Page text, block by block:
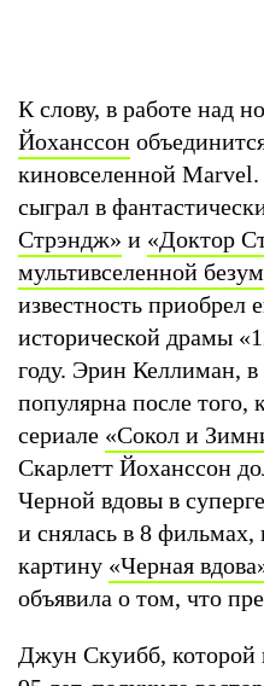
К слову, в работе над
Йоханссон
киновселенной
сыграл в
Стрэндж» и «Доктор
мультивселенной
известность приобрел
исторической драмы
году. Эрин Келлиман, в
популярна после того,
сериале «Сокол и
Скарлетт Йоханссон
Черной вдовы в
и снялась в 8
картину «Черная
объявила о том, что
Джун Скуибб, которой